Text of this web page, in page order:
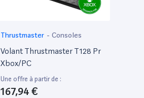
Thrustmaster - Consoles
Volant Thrustmaster T128 Pr
Xbox/PC
Une offre à partir de :
167,94 €